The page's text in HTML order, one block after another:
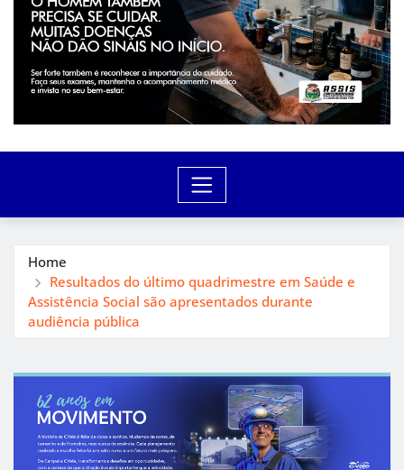
Home
Resultados do último quadrimestre em Saúde e
Assistência Social são apresentados durante
audiência pública